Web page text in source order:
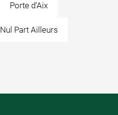
Porte d'Aix
Nul Part Ailleurs